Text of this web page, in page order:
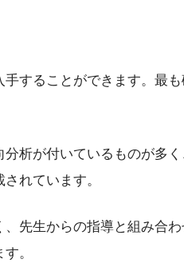
手することができます。最
析が付いているものが多く
れています。
先生からの指導と組み合
。